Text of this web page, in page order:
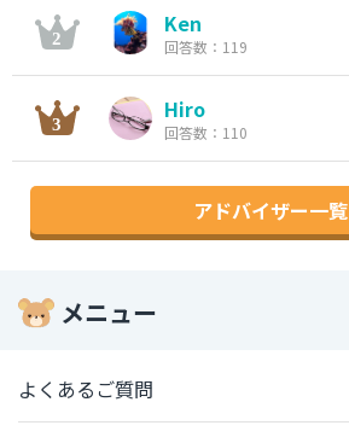
Ken
回答数：119
Hiro
回答数：110
アドバイザー一覧
メニュー
よくあるご質問